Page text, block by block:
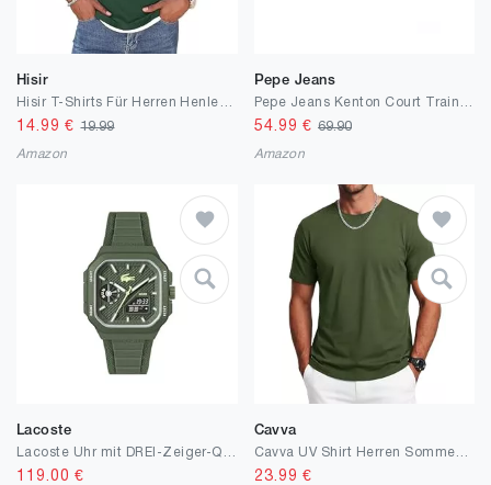
Hisir
14.99 €19.99
Amazon
Pepe Jeans
54.99 € 69.90
Amazon
Lacoste
119.00 €
Cavva
23.99 €